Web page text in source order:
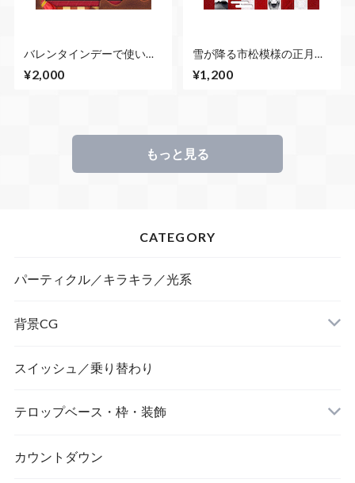
バレンタインデーで使いや
すいチョコレート風のCG素
材 ４セットまとめループ
¥2,000
雪が降る市松模様の正月ベ
ース
¥1,200
もっと見る
CATEGORY
パーティクル／キラキラ／光系
背景CG
ニュース風
デジタル風
スイッシュ／乗り替わり
テロップベース・枠・装飾
ネオン風
カウントダウン